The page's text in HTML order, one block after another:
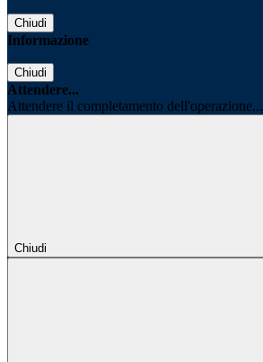
Chiudi
Informazione
Chiudi
Attendere...
Attendere il completamento dell'operazione...
Chiudi